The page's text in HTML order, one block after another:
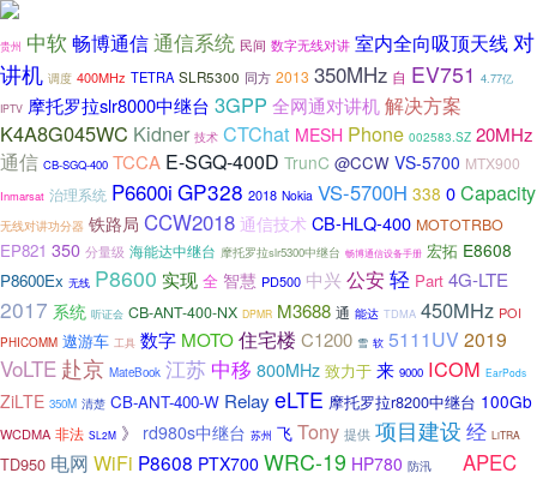
贵州 中软 畅博通信通信系统 民间 数字无线对讲 室内全向吸顶天线 对
讲机 调度 400MHz TETRA SLR5300 同方 2013 350MHz 自 EV751 4.77亿
IPTV 摩托罗拉slr8000中继台 3GPP 全网通对讲机解决方案
K4A8G045WC Kidner 技术 CTChat MESH Phone 002583.SZ 20MHz
通信 CB-SGQ-400 TCCA E-SGQ-400D TrunC @CCW VS-5700 MTX900
Inmarsat 治理系统 P6600i GP328 2018 Nokia VS-5700H 338 0Capacity
无线对讲功分器 铁路局 CCW2018 通信技术 CB-HLQ-400 MOTOTRBO
EP821 350 分量级 海能达中继台 摩托罗拉slr5300中继台 畅博通信设备手册 宏拓 E8608
P8600Ex 无线 P8600 实现 全 智慧 PD500 中兴 公安轻 Part 4G-LTE
2017 系统 听证会 CB-ANT-400-NX DPMR M3688 通 能达 TDMA 450MHz POI
PHICOMM 遨游车 工具 数字 MOTO住宅楼 C1200 雪 软 5111UV 2019
VoLTE 赴京 MateBook 江苏 中移 800MHz 致力于 来 9000 ICOM EarPods
ZiLTE 350M 清楚 CB-ANT-400-W Relay eLTE 摩托罗拉r8200中继台 100Gb
WCDMA 非法 SL2M 》 rd980s中继台 苏州 飞 Tony 提供 项目建设 经 LiTRA
TD950 电网 WiFi P8608 PTX700 WRC-19 HP780 防汛 APEC